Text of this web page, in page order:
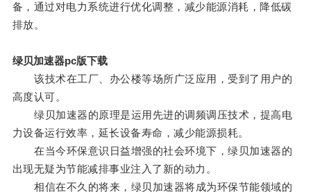
备，通过对电力系统进行优化调整，减少能源消耗，降低碳
排放。
绿贝加速器pc版下载
该技术在工厂、办公楼等场所广泛应用，受到了用户的
高度认可。
绿贝加速器的原理是运用先进的调频调压技术，提高电
力设备运行效率，延长设备寿命，减少能源损耗。
在当今环保意识日益增强的社会环境下，绿贝加速器的
出现无疑为节能减排事业注入了新的动力。
相信在不久的将来，绿贝加速器将成为环保节能领域的